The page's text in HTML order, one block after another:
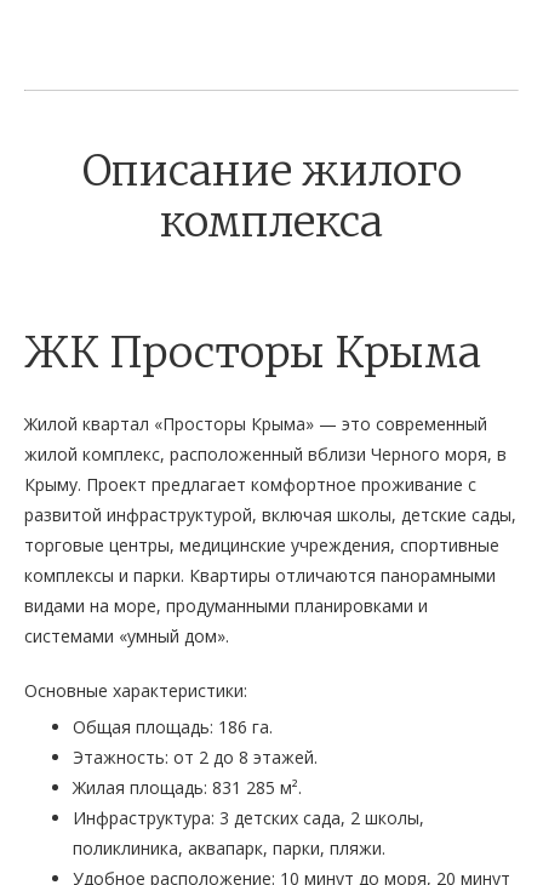
Описание жилого
комплекса
ЖК Просторы Крыма
Жилой квартал «Просторы Крыма» — это современный
жилой комплекс, расположенный вблизи Черного моря, в
Крыму. Проект предлагает комфортное проживание с
развитой инфраструктурой, включая школы, детские сады,
торговые центры, медицинские учреждения, спортивные
комплексы и парки. Квартиры отличаются панорамными
видами на море, продуманными планировками и
системами «умный дом».
Основные характеристики:
Общая площадь: 186 га.
Этажность: от 2 до 8 этажей.
Жилая площадь: 831 285 м².
Инфраструктура: 3 детских сада, 2 школы,
поликлиника, аквапарк, парки, пляжи.
Удобное расположение: 10 минут до моря, 20 минут